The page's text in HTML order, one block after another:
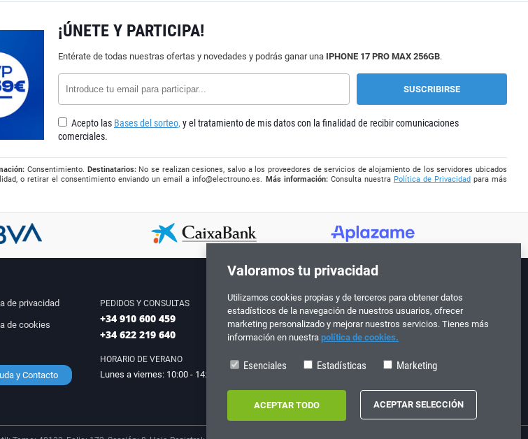
¡ÚNETE Y PARTICIPA!
Entérate de todas nuestras ofertas y novedades y podrás ganar una IPHONE 17 PRO MAX 256GB.
Acepto las Bases del sorteo, y el tratamiento de mis datos con la finalidad de recibir comunicaciones
comerciales.
Consentimiento. Destinatarios:No se realizan cesiones, salvo a los proveedores de servicios de alojamiento de los servidores ubicados
o retirar el consentimiento enviando un email ainfo@electrouno.es. Más información:Consulta nuestra Política de Privacidadpara más
de privacidad
de cookies
y Contacto
PEDIDOS Y CONSULTAS
+34 910 600 459
+34 622 219 640
HORARIO DE VERANO
Lunes a viernes: 10:00 - 14:00
¡Síguenos!
Valoramos tu privacidad
Utilizamos cookies propias y de terceros para obtener datos
estadísticos de la navegación de nuestros usuarios, ofrecer
marketing personalizado y mejorar nuestros servicios. Tienes más
información en nuestra política de cookies.
Esenciales Estadísticas Marketing